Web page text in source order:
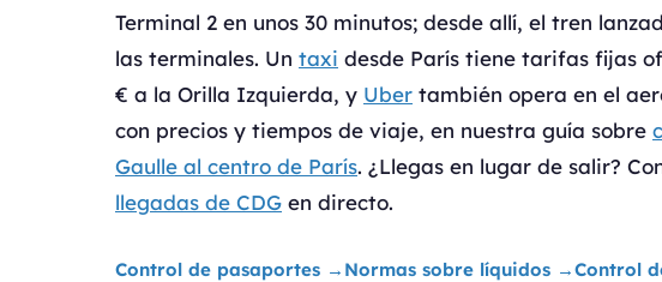
Terminal 2 en unos 30 minutos; desde allí, el tren
las terminales. Un taxi desde París tiene tarifas fijas
€ a la Orilla Izquierda, y Uber también opera en el
con precios y tiempos de viaje, en nuestra guía sobre
Gaulle al centro de París. ¿Llegas en lugar de salir?
llegadas de CDG en directo.
Control de pasaportes → Normas sobre líquidos →Control